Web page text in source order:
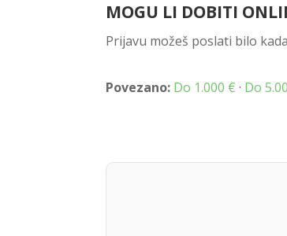
MOGU LI DOBITI
Prijavu možeš poslati bilo
Povezano: Do 1.000 € · Do